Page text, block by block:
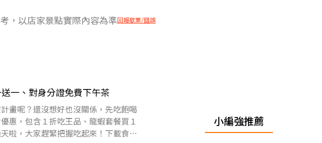
，以店家景點實際內容為準回報歇業/錯誤
一、對身分證免費下午茶
畫呢？還沒想好也沒關係，先吃飽喝
惠，包含１折吃王品、龍蝦套餐買１
啦，大家趕緊把握吃起來！下載食尚
小編強推薦